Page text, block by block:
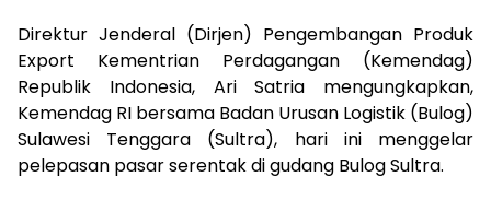
Direktur Jenderal (Dirjen) Pengembangan Produk
Export Kementrian Perdagangan (Kemendag)
Republik Indonesia, Ari Satria mengungkapkan,
Kemendag RI bersama Badan Urusan Logistik (Bulog)
Sulawesi Tenggara (Sultra), hari ini menggelar
pelepasan pasar serentak di gudang Bulog Sultra.